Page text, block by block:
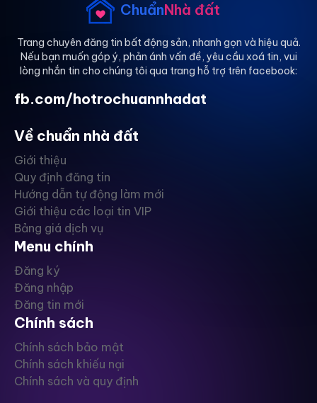
ChuẩnNhà đất
Trang chuyên đăng tin bất động sản, nhanh gọn và hiệu quả.
Nếu bạn muốn góp ý, phản ánh vấn đề, yêu cầu xoá tin, vui
lòng nhắn tin cho chúng tôi qua trang hỗ trợ trên facebook:
fb.com/hotrochuannhadat
Về chuẩn nhà đất
Giới thiệu
Quy định đăng tin
Hướng dẫn tự động làm mới
Giới thiệu các loại tin VIP
Bảng giá dịch vụ
Menu chính
Đăng ký
Đăng nhập
Đăng tin mới
Chính sách
Chính sách bảo mật
Chính sách khiếu nại
Chính sách và quy định